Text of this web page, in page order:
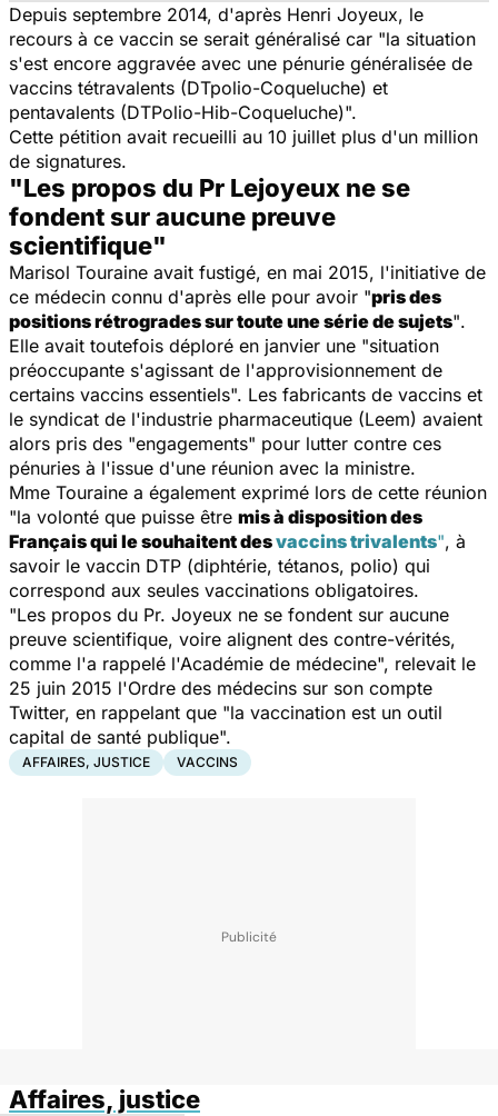
Depuis septembre 2014, d'après Henri Joyeux, le
recours à ce vaccin se serait généralisé car "la situation
s'est encore aggravée avec une pénurie généralisée de
vaccins tétravalents (DTpolio-Coqueluche) et
pentavalents (DTPolio-Hib-Coqueluche)".
Cette pétition avait recueilli au 10 juillet plus d'un million
de signatures.
"Les propos du Pr Lejoyeux ne se
fondent sur aucune preuve
scientifique"
Marisol Touraine avait fustigé, en mai 2015, l'initiative de
ce médecin connu d'après elle pour avoir "pris des
positions rétrogrades sur toute une série de sujets".
Elle avait toutefois déploré en janvier une "situation
préoccupante s'agissant de l'approvisionnement de
certains vaccins essentiels". Les fabricants de vaccins et
le syndicat de l'industrie pharmaceutique (Leem) avaient
alors pris des "engagements" pour lutter contre ces
pénuries à l'issue d'une réunion avec la ministre.
Mme Touraine a également exprimé lors de cette réunion
"la volonté que puisse être mis à disposition des
Français qui le souhaitent desvaccins trivalents", à
savoir le vaccin DTP (diphtérie, tétanos, polio) qui
correspond aux seules vaccinations obligatoires.
"Les propos du Pr. Joyeux ne se fondent sur aucune
preuve scientifique, voire alignent des contre-vérités,
comme l'a rappelé l'Académie de médecine", relevait le
25 juin 2015 l'Ordre des médecins sur son compte
Twitter, en rappelant que "la vaccination est un outil
capital de santé publique".
AFFAIRES, JUSTICE VACCINS
Affaires, justice